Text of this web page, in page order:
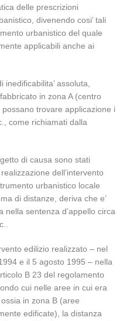
delle prescrizioni
divenendo cosi’ tali
urbanistico del quale
applicabili anche ai
assoluta,
in zona A (centro
trovare applicazione i
come richiamati dalla
di causa sono stati
dell’intervento
urbanistico locale
di distanze, deriva che e’
nella sentenza d’appello circa
edilizio realizzato – nel
e il 5 agosto 1995 – nella
B 23 del regolamento
cui nelle aree in cui era
in zona B (aree
edificate), la distanza